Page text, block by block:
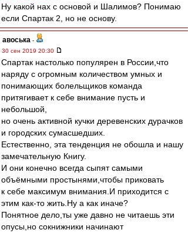
Ну какой нах с основой и Шалимов? Понимаю
если Спартак 2, но не основу.
авоська -
30 сен 2019 20:30
Спартак настолько популярен в России,что
наряду с огромным количеством умных и
понимающих болельщиков команда
притягивает к себе внимание пусть и
небольшой,
но очень активной кучки деревенских дурачков
и городских сумасшедших.
Естественно, эта тенденция не обошла и нашу
замечательную Книгу.
И они конечно всегда сыпят самыми
объёмными простынями,чтобы приковать
к себе максимум внимания.И приходится с
этим как-то жить.Ну а как иначе?
Понятное дело,ты уже давно не читаешь эти
опусы,но сокнижники начинают